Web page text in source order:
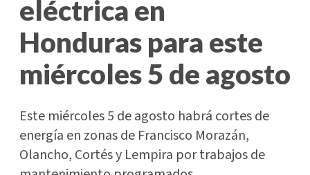
eléctrica en
Honduras para este
miércoles 5 de agosto
Este miércoles 5 de agosto habrá cortes de
energía en zonas de Francisco Morazán,
Olancho, Cortés y Lempira por trabajos de